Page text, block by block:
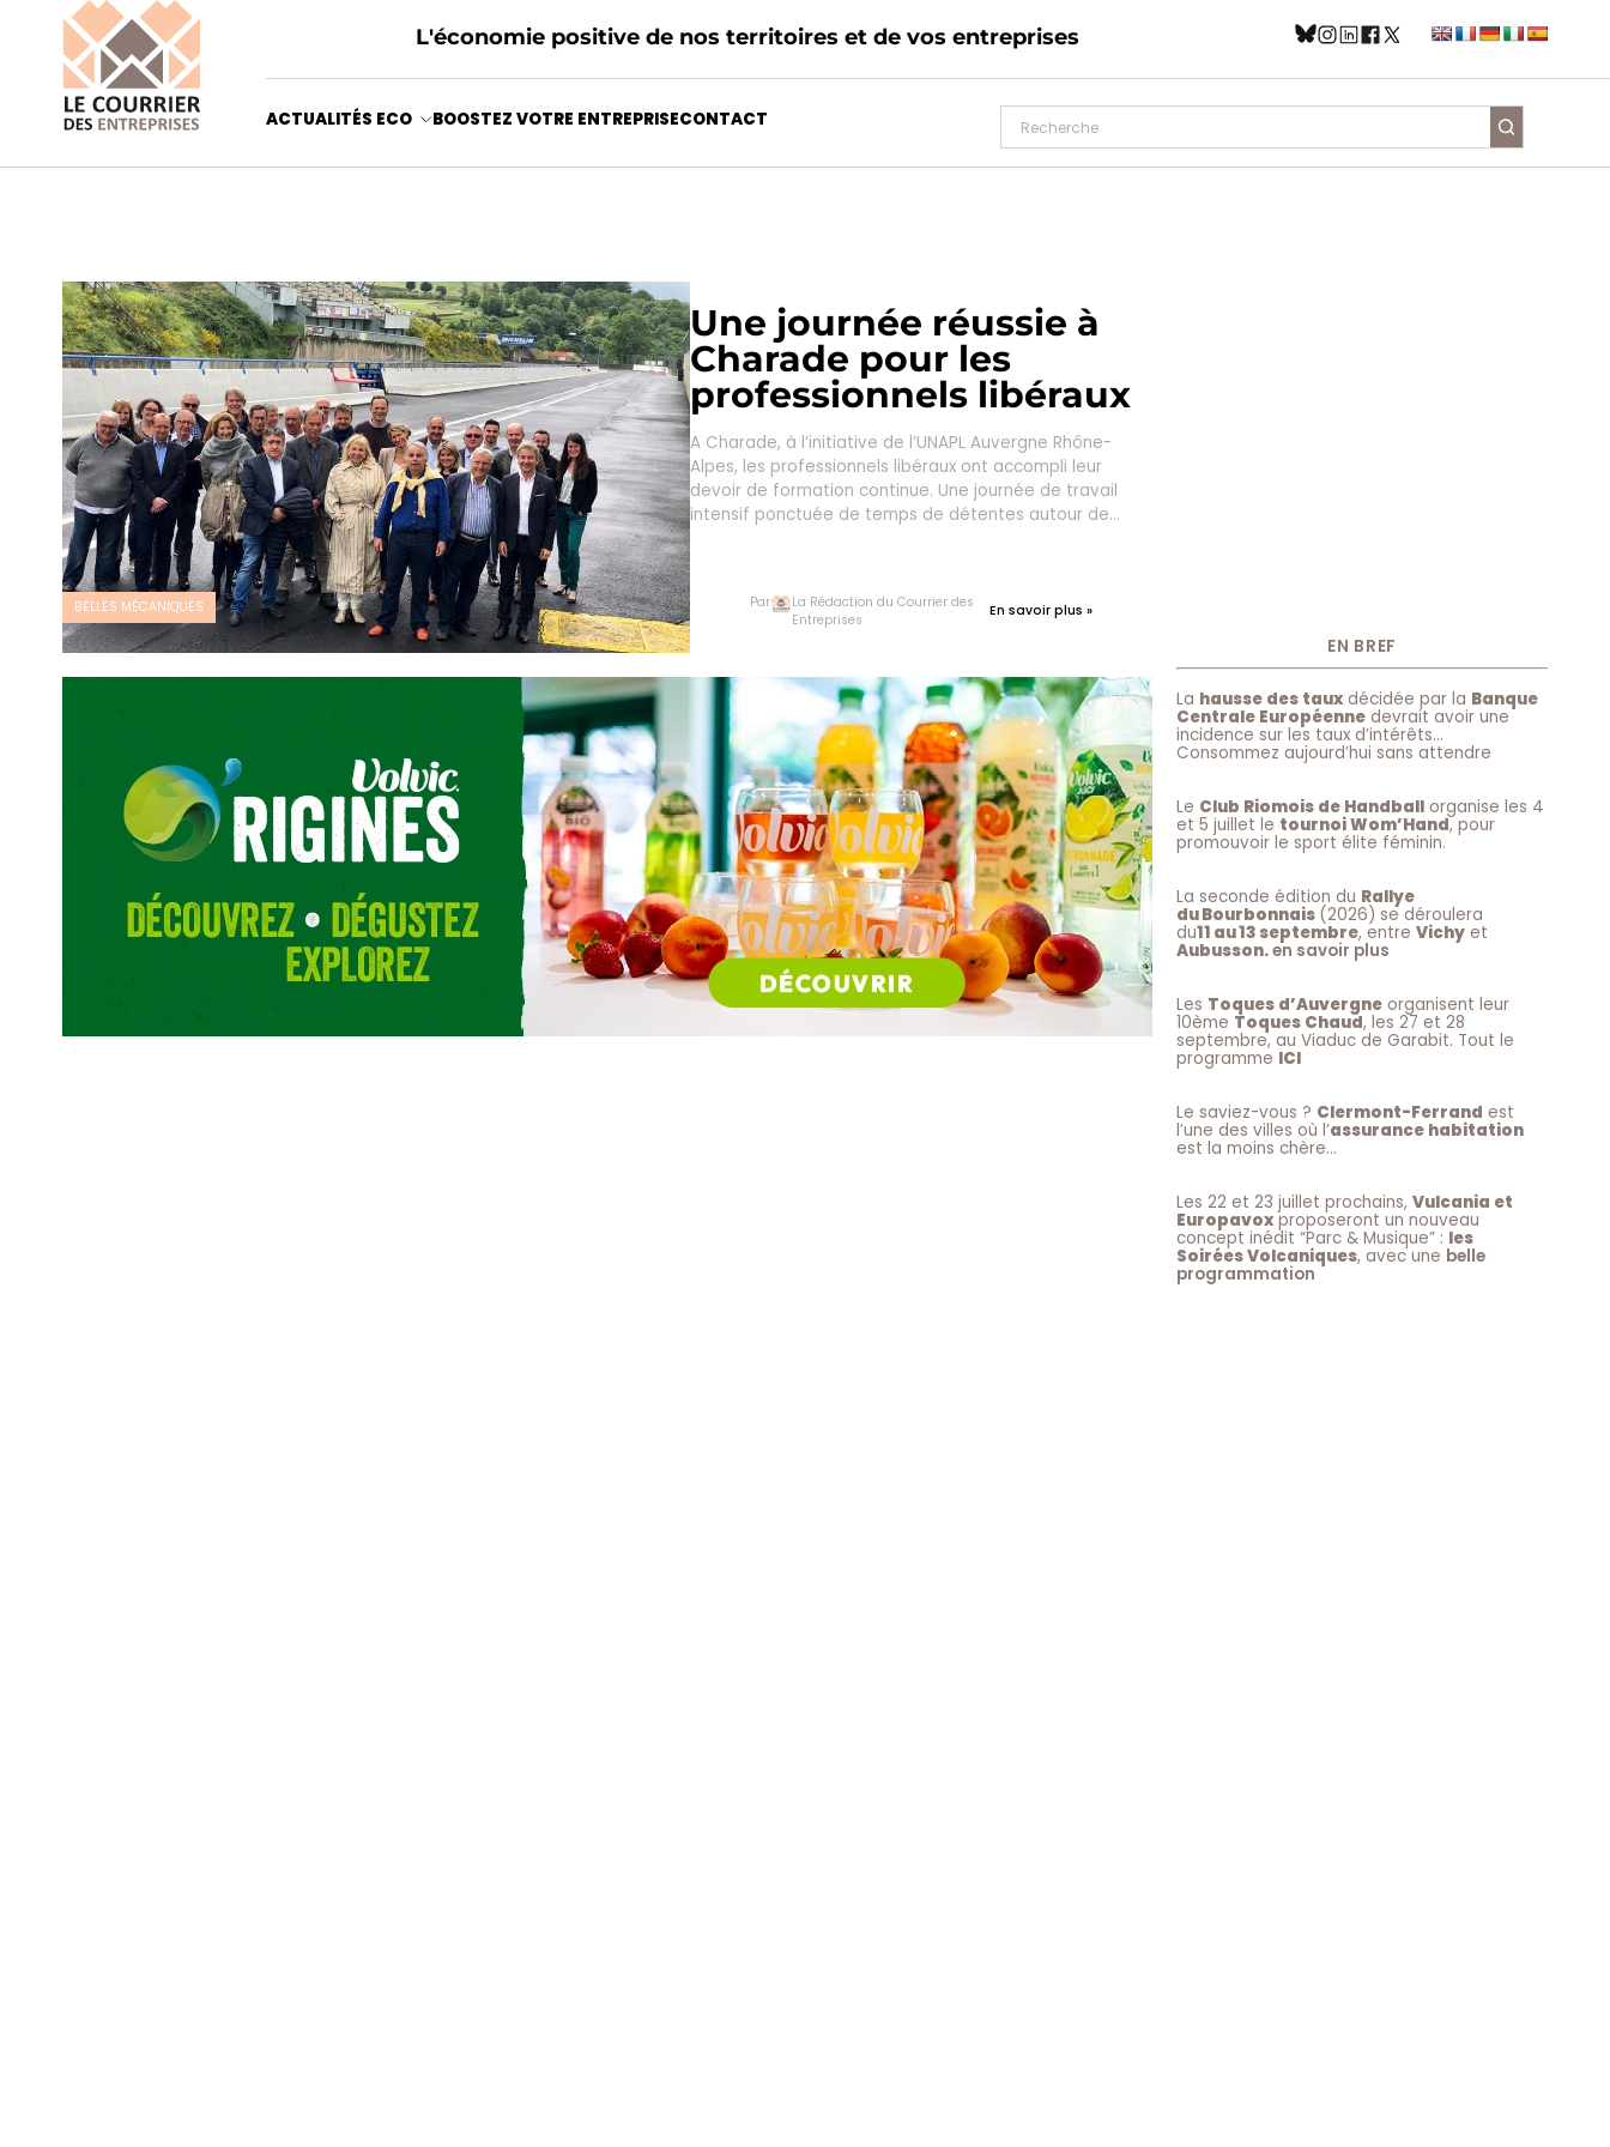
L'économie positive de nos territoires et de vos entreprises
ACTUALITÉS ECO BOOSTEZ VOTRE ENTREPRISECONTACT
BELLES MÉCANIQUES
Une journée réussie à
Charade pour les
professionnels libéraux
A Charade, à l’initiative de l’UNAPL Auvergne Rhône-
Alpes, les professionnels libéraux ont accompli leur
devoir de formation continue. Une journée de travail
intensif ponctuée de temps de détentes autour de
Par
La Rédaction du Courrier des
Entreprises
En savoir plus »
EN BREF
La hausse des taux décidée par la Banque
Centrale Européenne devrait avoir une
incidence sur les taux d’intérêts…
Consommez aujourd’hui sans attendre
Le Club Riomois de Handball organise les 4
et 5 juillet le tournoi Wom’Hand, pour
promouvoir le sport élite féminin.
La seconde édition du Rallye
du Bourbonnais (2026) se déroulera
du11 au 13 septembre, entre Vichy et
Aubusson.en savoir plus
Les Toques d’Auvergne organisent leur
10ème Toques Chaud, les 27 et 28
septembre, au Viaduc de Garabit. Tout le
programme ICI
Le saviez-vous ? Clermont-Ferrand est
l’une des villes où l’assurance habitation
est la moins chère…
Les 22 et 23 juillet prochains, Vulcania et
Europavox proposeront un nouveau
concept inédit “Parc & Musique” : les
Soirées Volcaniques, avec une belle
programmation